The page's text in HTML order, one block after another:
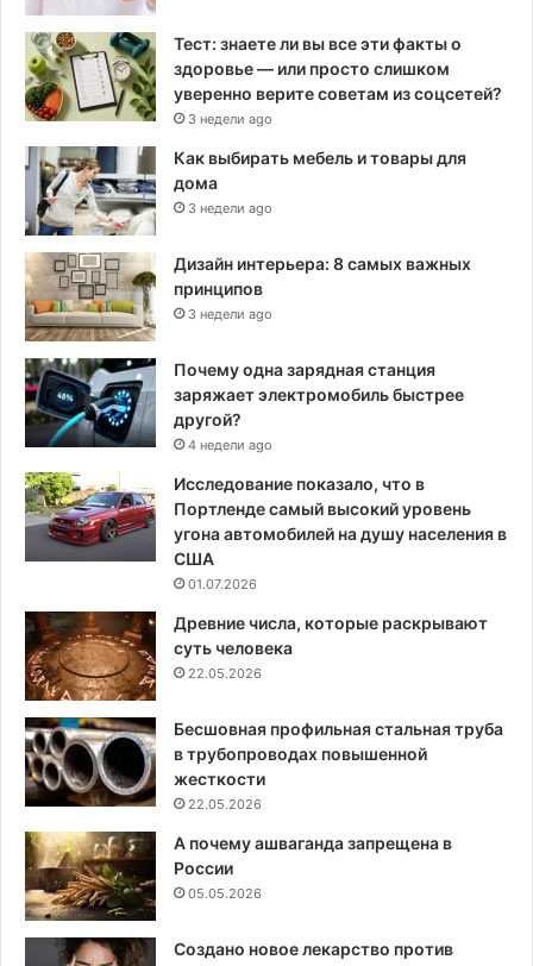
Тест: знаете ли вы все эти факты о
здоровье — или просто слишком
уверенно верите советам из соцсетей?
3 недели ago
Как выбирать мебель и товары для
дома
3 недели ago
Дизайн интерьера: 8 самых важных
принципов
3 недели ago
Почему одна зарядная станция
заряжает электромобиль быстрее
другой?
4 недели ago
Исследование показало, что в
Портленде самый высокий уровень
угона автомобилей на душу населения в
США
01.07.2026
Древние числа, которые раскрывают
суть человека
22.05.2026
Бесшовная профильная стальная труба
в трубопроводах повышенной
жесткости
22.05.2026
А почему ашваганда запрещена в
России
05.05.2026
Создано новое лекарство против